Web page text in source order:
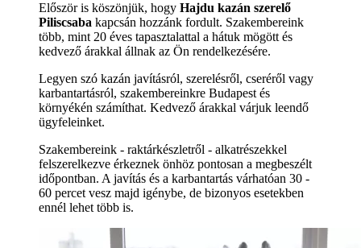
Először is köszönjük, hogy Hajdu kazán szerelő
Piliscsaba kapcsán hozzánk fordult. Szakembereink
több, mint 20 éves tapasztalattal a hátuk mögött és
kedvező árakkal állnak az Ön rendelkezésére.
Legyen szó kazán javításról, szerelésről, cseréről vagy
karbantartásról, szakembereinkre Budapest és
környékén számíthat. Kedvező árakkal várjuk leendő
ügyfeleinket.
Szakembereink - raktárkészletről - alkatrészekkel
felszerelkezve érkeznek önhöz pontosan a megbeszélt
időpontban. A javítás és a karbantartás várhatóan 30 -
60 percet vesz majd igénybe, de bizonyos esetekben
ennél lehet több is.